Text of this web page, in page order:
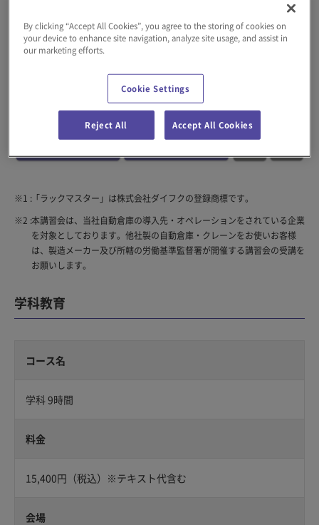
※1 :「ラックマスター」は株式会社ダイフクの登録商標です。
※2 :本講習会は、当社自動倉庫の導入先・オペレーションをされている企業
を対象としております。他社製の自動倉庫・クレーンをお使いお客様
は、製造メーカー及び所轄の労働基準監督署が開催する講習会の受講を
お願いします。
学科教育
コース名
学科 9時間
料金
15,400円（税込）※テキスト代含む
会場
By clicking “Accept All Cookies”, you agree to the storing of cookies on
your device to enhance site navigation, analyze site usage, and assist in
our marketing efforts.
Cookie Settings
Reject All Accept All Cookies